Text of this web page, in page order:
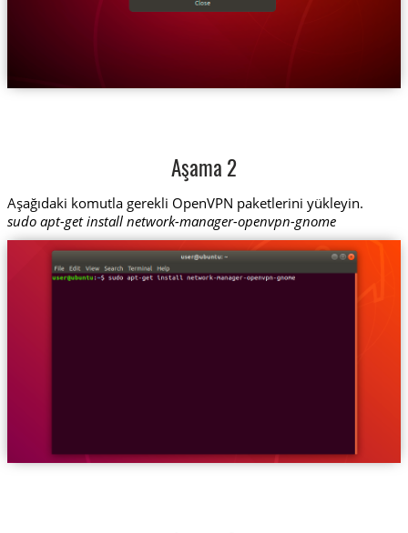
Aşama 2
Aşağıdaki komutla gerekli OpenVPN paketlerini yükleyin.
sudo apt-get install network-manager-openvpn-gnome